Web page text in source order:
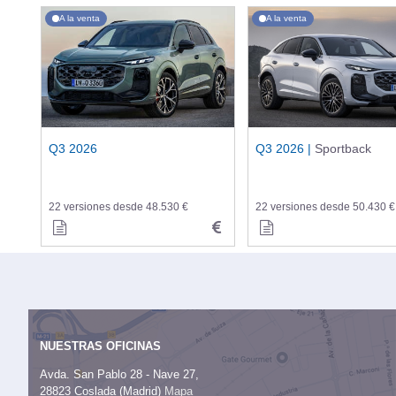
A la venta
Q3 2026
22 versiones desde 48.530 €
A la venta
Q3 2026 | Sportback
22 versiones desde 50.430 €
NUESTRAS OFICINAS
Avda. San Pablo 28 - Nave 27,
28823 Coslada (Madrid) Mapa